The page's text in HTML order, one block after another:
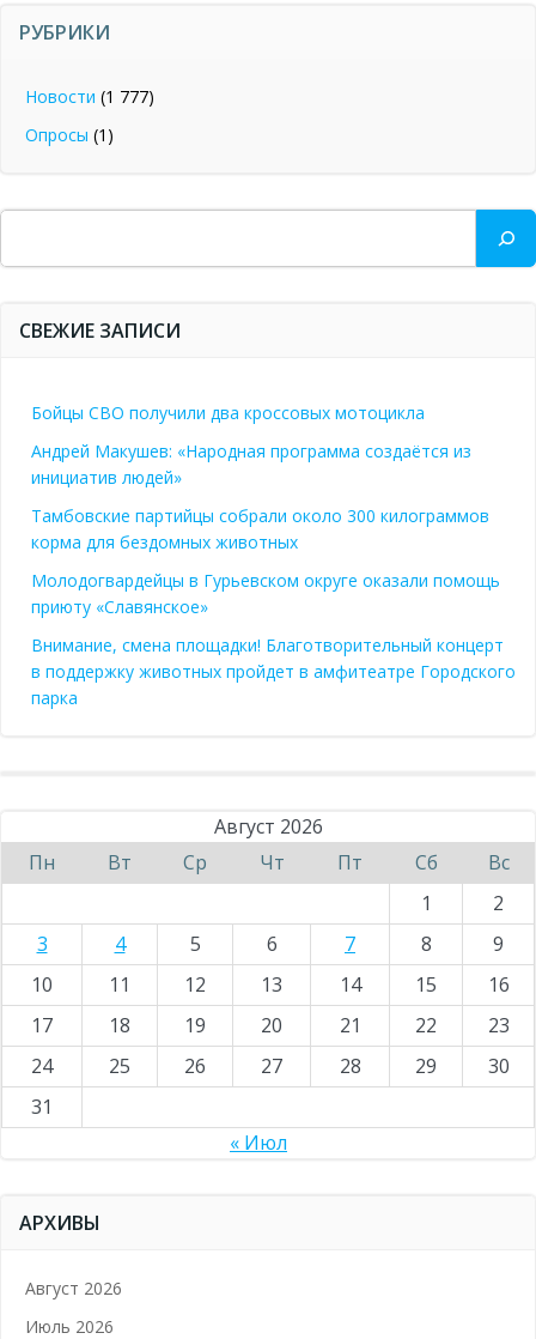
РУБРИКИ
Новости (1 777)
Опросы (1)
Поиск
СВЕЖИЕ ЗАПИСИ
Бойцы СВО получили два кроссовых мотоцикла
Андрей Макушев: «Народная программа создаётся из
инициатив людей»
Тамбовские партийцы собрали около 300 килограммов
корма для бездомных животных
Молодогвардейцы в Гурьевском округе оказали помощь
приюту «Славянское»
Внимание, смена площадки! Благотворительный концерт
в поддержку животных пройдет в амфитеатре Городского
парка
Август 2026
Пн
Вт Ср Чт Пт Сб
Вс
1
2
3
4 5 6 7 8
9
10
11 12 13 14 15
16
17
18 19 20 21 22
23
24
25 26 27 28 29
30
31
« Июл
АРХИВЫ
Август 2026
Июль 2026